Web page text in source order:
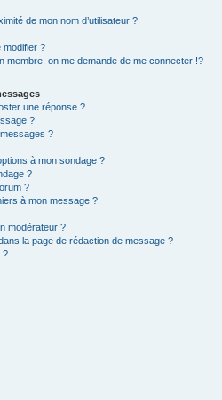
de mon nom d’utilisateur ?
modifier ?
membre, on me demande de me connecter !?
une réponse ?
?
?
à mon sondage ?
?
?
à mon message ?
modérateur ?
la page de rédaction de message ?
?